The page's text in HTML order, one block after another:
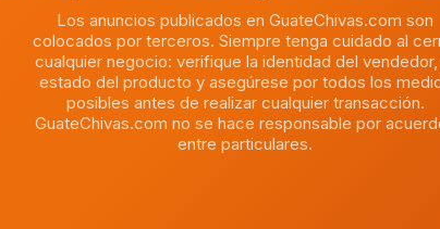
Los anuncios publicados en GuateChivas.com son
colocados por terceros. Siempre tenga cuidado al
cualquier negocio: verifique la identidad del vendedor,
estado del producto y asegúrese por todos los
posibles antes de realizar cualquier transacción.
GuateChivas.com no se hace responsable por
entre particulares.